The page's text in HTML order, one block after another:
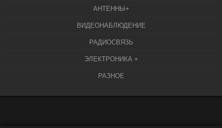
АНТЕННЫ+
ВИДЕОНАБЛЮДЕНИЕ
РАДИОСВЯЗЬ
ЭЛЕКТРОНИКА +
РАЗНОЕ